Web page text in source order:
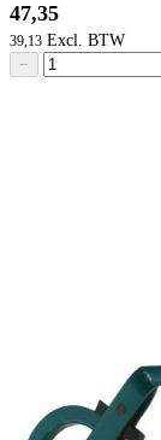
47,35
39,13
−